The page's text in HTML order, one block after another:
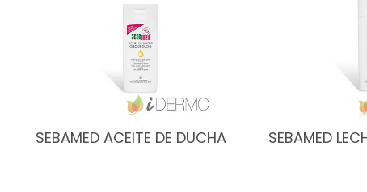
SEBAMED ACEITE DE DUCHA SEBAMED